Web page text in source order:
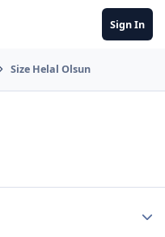
Sign In
Size Helal Olsun